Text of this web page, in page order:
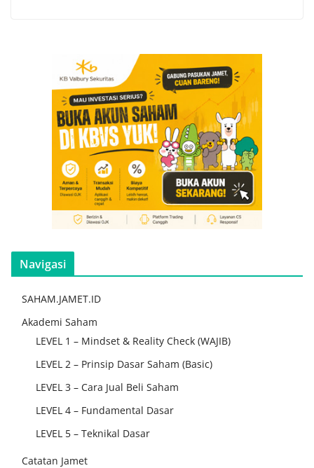
Navigasi
SAHAM.JAMET.ID
Akademi Saham
LEVEL 1 – Mindset & Reality Check (WAJIB)
LEVEL 2 – Prinsip Dasar Saham (Basic)
LEVEL 3 – Cara Jual Beli Saham
LEVEL 4 – Fundamental Dasar
LEVEL 5 – Teknikal Dasar
Catatan Jamet